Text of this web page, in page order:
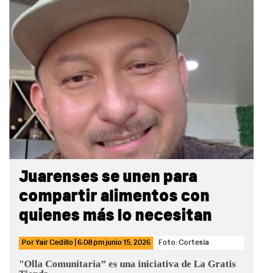
Juarenses se unen para
compartir alimentos con
quienes más lo necesitan
Por Yair Cedillo 6:08 pmjunio 15, 2026 Foto: Cortesía
"Olla Comunitaria” es una iniciativa de La Gratis
Sidebar